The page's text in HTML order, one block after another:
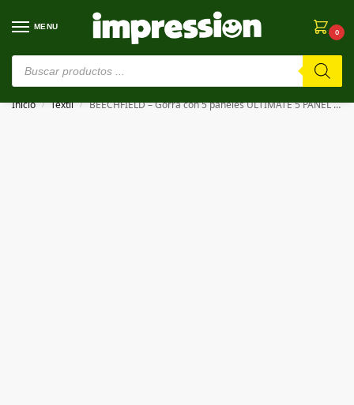
MENU
0
⚠️ Estamos en pruebas. Si algo falla, ¡Perdón!⚠️
Inicio / Textil / BEECHFIELD – Gorra con 5 paneles ULTIMATE 5 PANEL CAP